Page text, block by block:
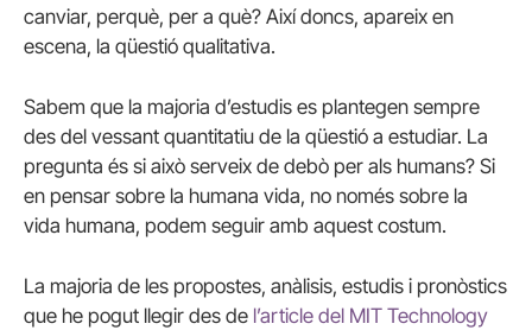
canviar, perquè, per a què? Així doncs, apareix en
escena, la qüestió qualitativa.
Sabem que la majoria d’estudis es plantegen sempre
des del vessant quantitatiu de la qüestió a estudiar. La
pregunta és si això serveix de debò per als humans? Si
en pensar sobre la humana vida, no només sobre la
vida humana, podem seguir amb aquest costum.
La majoria de les propostes, anàlisis, estudis i pronòstics
que he pogut llegir des de l’article del MIT Technology